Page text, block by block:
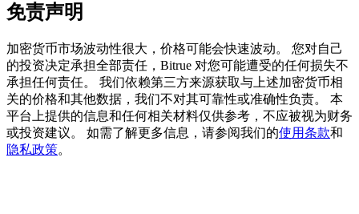
充值CASHCAT & 赢取
瓜分 500000 CASHCAT 獎池
BitMart 用戶遷移專享
註冊&交易贏 500,000 USDT
免责声明
加密货币市场波动性很大，价格可能会快速波动。 您对自己
的投资决定承担全部责任，Bitrue 对您可能遭受的任何损失不
承担任何责任。 我们依赖第三方来源获取与上述加密货币相
关的价格和其他数据，我们不对其可靠性或准确性负责。 本
平台上提供的信息和任何相关材料仅供参考，不应被视为财务
或投资建议。 如需了解更多信息，请参阅我们的使用条款和
隐私政策。